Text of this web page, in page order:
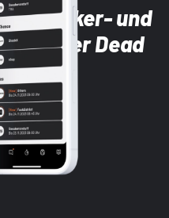
Sneaker- und
mit der Dead